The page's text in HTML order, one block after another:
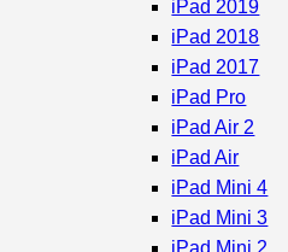
iPad 2019
iPad 2018
iPad 2017
iPad Pro
iPad Air 2
iPad Air
iPad Mini 4
iPad Mini 3
iPad Mini 2